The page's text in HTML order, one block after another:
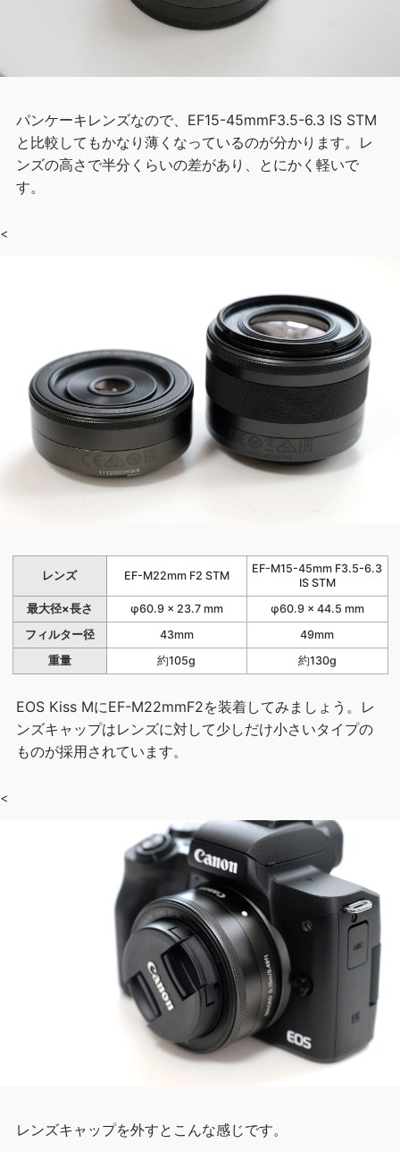
パンケーキレンズなので、EF15-45mmF3.5-6.3 IS STM
と比較してもかなり薄くなっているのが分かります。レ
ンズの高さで半分くらいの差があり、とにかく軽いで
す。
<
レンズ EF-M22mm F2 STM
EF-M15-45mm F3.5-6.3
IS STM
最大径×長さ
φ60.9 × 23.7 mm
φ60.9 × 44.5 mm
フィルター径
43mm
49mm
重量
約105g 約130g
EOS Kiss MにEF-M22mmF2を装着してみましょう。レ
ンズキャップはレンズに対して少しだけ小さいタイプの
ものが採用されています。
<
レンズキャップを外すとこんな感じです。